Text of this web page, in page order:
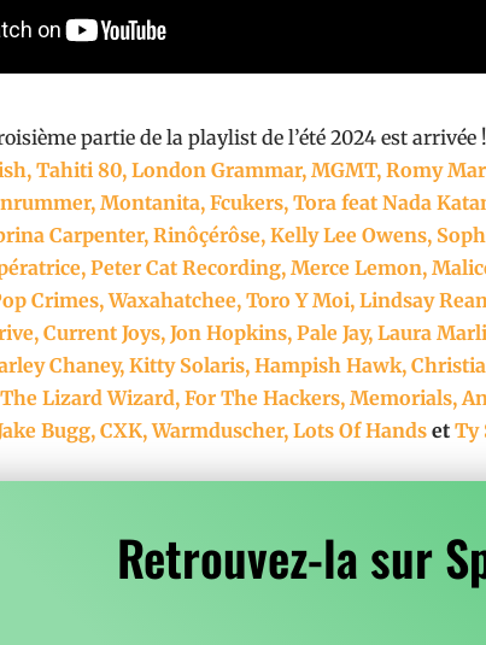
partie de la playlist de l’été 2024 est arrivée
Tahiti 80, London Grammar, MGMT, Romy
Montanita, Fcukers, Tora feat Nada
Carpenter, Rinôçérôse, Kelly Lee Owens,
Peter Cat Recording, Merce Lemon,
Crimes, Waxahatchee, Toro Y Moi, Lindsay
Current Joys, Jon Hopkins, Pale Jay, Laura
Chaney, Kitty Solaris, Hampish Hawk,
Lizard Wizard, For The Hackers, Memorials,
Bugg, CXK, Warmduscher, Lots Of Hands etTy
Retrouvez-la sur